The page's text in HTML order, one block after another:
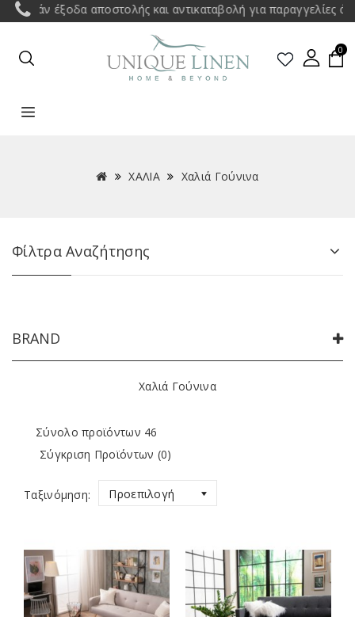
έξοδα αποστολής και αντικαταβολή για παραγγελίες άνω των
0
ΧΑΛΙΑ Χαλιά Γούνινα
Φίλτρα Αναζήτησης
BRAND
Χαλιά Γούνινα
Σύνολο προϊόντων 46
Σύγκριση Προϊόντων (0)
Ταξινόμηση: Προεπιλογή